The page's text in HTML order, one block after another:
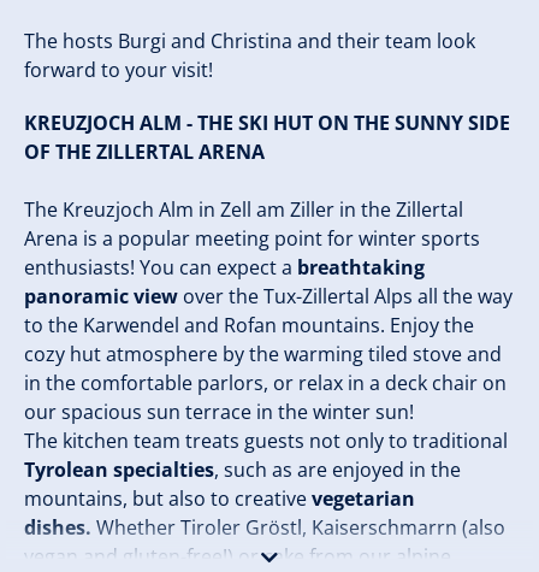
The hosts Burgi and Christina and their team look
forward to your visit!
KREUZJOCH ALM - THE SKI HUT ON THE SUNNY SIDE
OF THE ZILLERTAL ARENA
The Kreuzjoch Alm in Zell am Ziller in the Zillertal
Arena is a popular meeting point for winter sports
enthusiasts! You can expect a breathtaking
panoramic view over the Tux-Zillertal Alps all the way
to the Karwendel and Rofan mountains. Enjoy the
cozy hut atmosphere by the warming tiled stove and
in the comfortable parlors, or relax in a deck chair on
our spacious sun terrace in the winter sun!
The kitchen team treats guests not only to traditional
Tyrolean specialties, such as are enjoyed in the
mountains, but also to creativevegetarian
dishes. Whether Tiroler Gröstl, Kaiserschmarrn (also
vegan and gluten-free!) or cake from our alpine